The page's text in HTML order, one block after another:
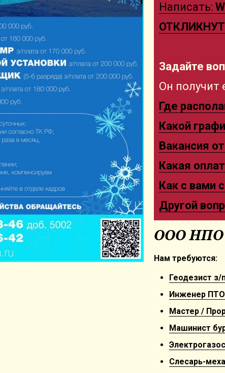
Написать:
Задайте
Он получит
Где
Какой
Вакансия
Какая
Как с вами
Другой
ООО НПО
Нам требуются:
Геодезист з/
Инженер ПТО
Мастер /
Машинист
Слесарь-